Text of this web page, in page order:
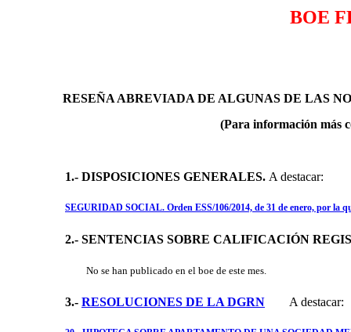
BOE
RESEÑA ABREVIADA DE ALGUNAS DE LAS
(Para información más
1.- DISPOSICIONES GENERALES. A destacar:
SEGURIDAD SOCIAL. Orden ESS/106/2014, de 31 de enero, por la
2.- SENTENCIAS SOBRE CALIFICACIÓN
No se han publicado en el boe de este mes.
3.- RESOLUCIONES DE LA DGRN A destacar: